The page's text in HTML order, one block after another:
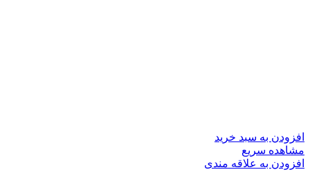
افزودن به سبد خرید
مشاهده سریع
افزودن به علاقه مندی